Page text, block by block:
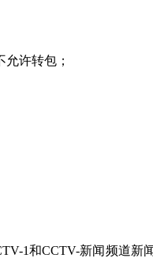
许转包；
1和CCTV-新闻频道